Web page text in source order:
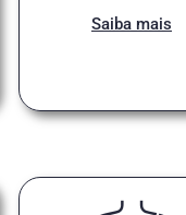
Saiba mais